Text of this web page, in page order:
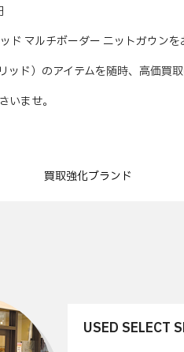
ド マルチボーダー ニットガウンを
ッド）のアイテムを随時、高価買取
いませ。
買取強化ブランド
USED SELECT